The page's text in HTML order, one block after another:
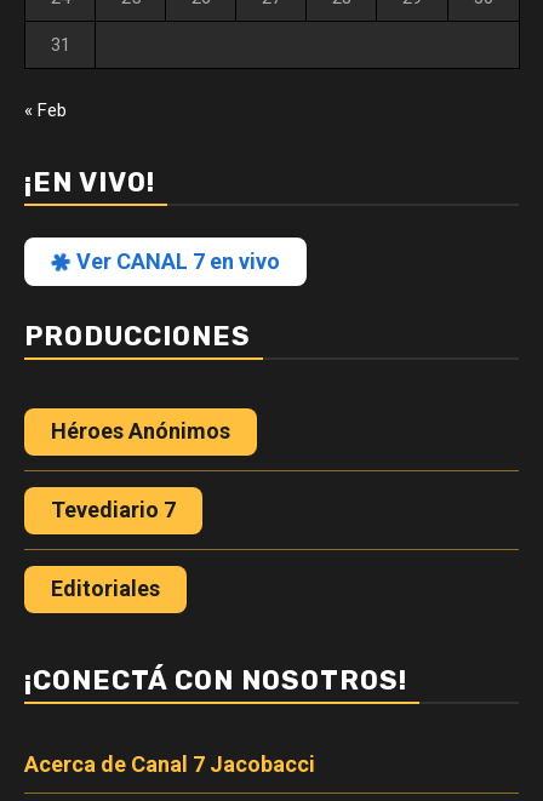
31
« Feb
¡EN VIVO!
Ver CANAL 7 en vivo
PRODUCCIONES
Héroes Anónimos
Tevediario 7
Editoriales
¡CONECTÁ CON NOSOTROS!
Acerca de Canal 7 Jacobacci